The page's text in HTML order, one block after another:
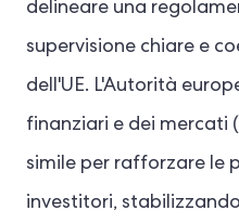
delineare una
supervisione chiare e
dell'UE. L'Autorità
finanziari e dei mercati
simile per rafforzare le
investitori,